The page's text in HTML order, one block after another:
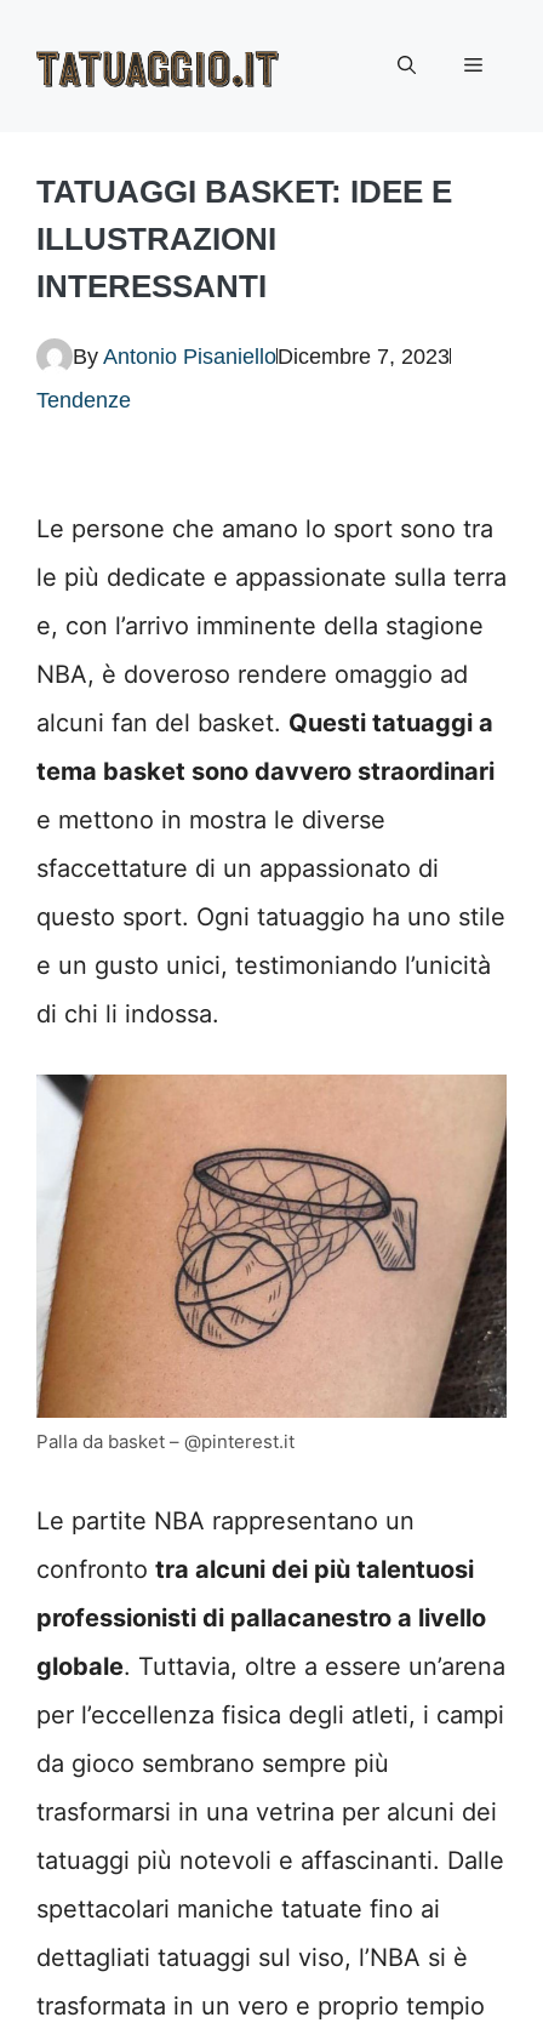
Menu
TATUAGGI BASKET: IDEE E
ILLUSTRAZIONI
INTERESSANTI
By Antonio PisanielloDicembre 7, 2023
Tendenze
Le persone che amano lo sport sono tra
le più dedicate e appassionate sulla terra
e, con l’arrivo imminente della stagione
NBA, è doveroso rendere omaggio ad
alcuni fan del basket. Questi tatuaggi a
tema basket sono davvero straordinari
e mettono in mostra le diverse
sfaccettature di un appassionato di
questo sport. Ogni tatuaggio ha uno stile
e un gusto unici, testimoniando l’unicità
di chi li indossa.
Palla da basket – @pinterest.it
Le partite NBA rappresentano un
confronto tra alcuni dei più talentuosi
professionisti di pallacanestro a livello
globale. Tuttavia, oltre a essere un’arena
per l’eccellenza fisica degli atleti, i campi
da gioco sembrano sempre più
trasformarsi in una vetrina per alcuni dei
tatuaggi più notevoli e affascinanti. Dalle
spettacolari maniche tatuate fino ai
dettagliati tatuaggi sul viso, l’NBA si è
trasformata in un vero e proprio tempio